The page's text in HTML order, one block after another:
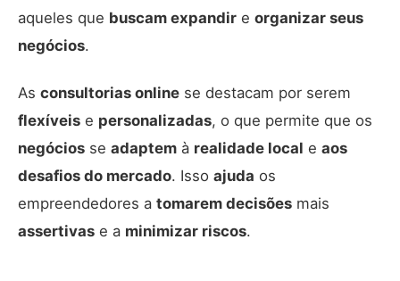
aqueles que buscam expandir e organizar seus
negócios.
As consultorias online se destacam por serem
flexíveis e personalizadas, o que permite que os
negócios se adaptem à realidade local e aos
desafios do mercado. Isso ajuda os
empreendedores a tomarem decisões mais
assertivas e a minimizar riscos.